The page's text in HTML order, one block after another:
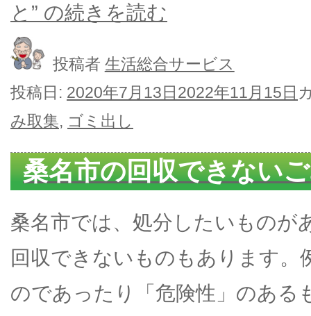
と” の続きを読む
投稿者 生活総合サービス
投稿日: 2020年7月13日 2022年11月15日
み取集, ゴミ出し
桑名市の回収できない
桑名市では、処分したいものが
回収できないものもあります。
のであったり「危険性」のある